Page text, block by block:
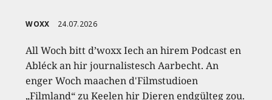
WOXX 24.07.2026
All Woch bitt d’woxx Iech an hirem Podcast en
Abléck an hir journalistesch Aarbecht. An
enger Woch maachen d'Filmstudioen
„Filmland“ zu Keelen hir Dieren endgülteg zou.